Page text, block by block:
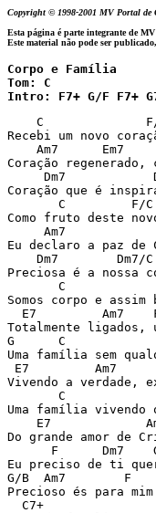
Copyright © 1998-2001 MV Portal de
Esta página é parte integrante de
Este material não pode ser
Corpo e Família
Tom: C
Intro: F7+ G/F F7+
C
Recebi um novo
Am7      Em7
Coração regenerado,
Dm7
Coração que é
C         F/
Como fruto deste
Am7
Eu declaro a paz de
Dm7        Dm7/
Preciosa é a nossa
C
Somos corpo e assim
E7         Am7
Totalmente ligados,
G      C
Uma família sem
E7         Am7
Vivendo a verdade,
C
Uma família vivendo
E7
Do grande amor de
F      Dm7
Eu preciso de ti
G/B  Am7        F
Precioso és para
C7+